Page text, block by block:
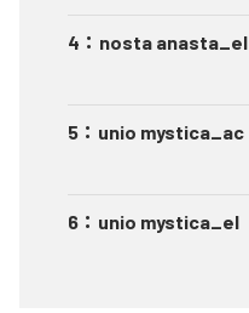
4 ： nosta anasta_el
5 ： unio mystica_ac
6 ： unio mystica_el